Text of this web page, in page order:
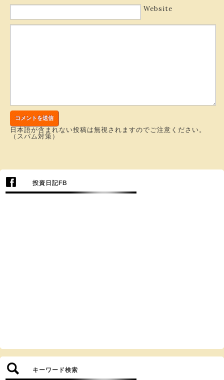
Website
日本語が含まれない投稿は無視されますのでご注意ください。
（スパム対策）
投資日記FB
キーワード検索